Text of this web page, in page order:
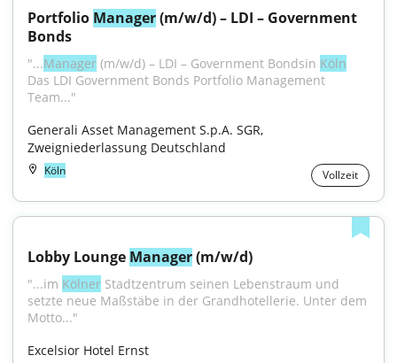
Portfolio Manager (m/w/d) – LDI – Government
Bonds
"...Manager (m/w/d) – LDI – Government Bondsin Köln
Das LDI Government Bonds Portfolio Management
Team..."
Generali Asset Management S.p.A. SGR,
Zweigniederlassung Deutschland
Köln Vollzeit
Lobby Lounge Manager (m/w/d)
"...im Kölner Stadtzentrum seinen Lebenstraum und
setzte neue Maßstäbe in der Grandhotellerie. Unter dem
Motto..."
Excelsior Hotel Ernst